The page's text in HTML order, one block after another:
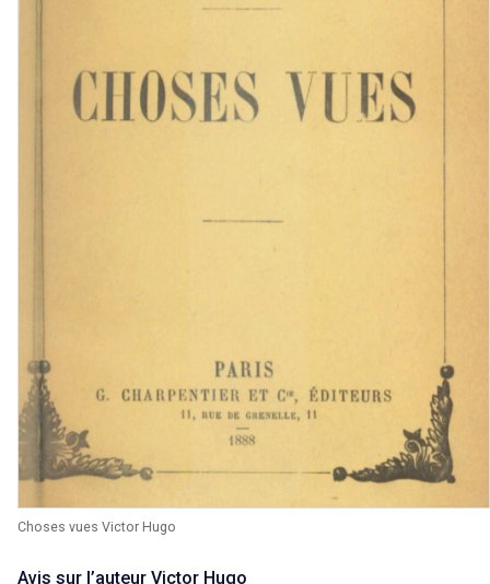
Choses vues Victor Hugo